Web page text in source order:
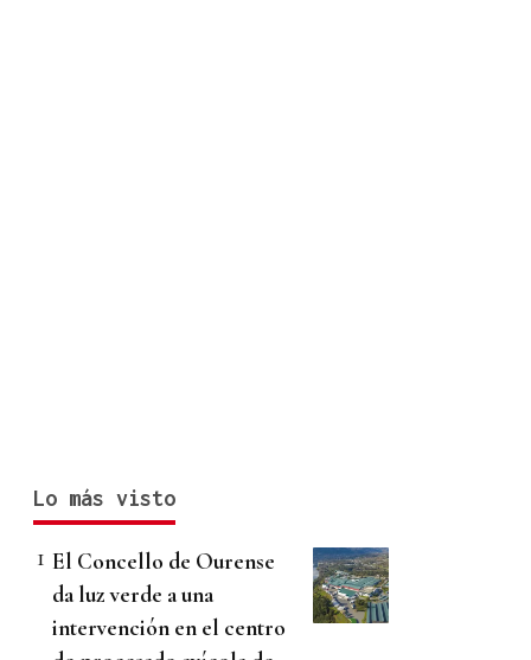
Lo más visto
El Concello de Ourense
da luz verde a una
intervención en el centro